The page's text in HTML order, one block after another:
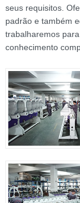
seus requisitos.
padrão e também
trabalharemos
conhecimento